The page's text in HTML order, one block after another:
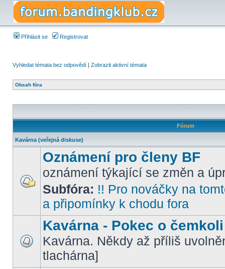
Přihlásit se Registrovat
Vyhledat témata bez odpovědí | Zobrazit aktivní témata
Obsah fóra
Fórum
Kavárna (veřejná diskuse)
Oznámení pro členy BF
oznámení týkající se změn a
Subfóra: !! Pro nováčky na
a připomínky k chodu fora
Kavárna - Pokec o čemkoli
Kavárna. Někdy až příliš
tlachárna]